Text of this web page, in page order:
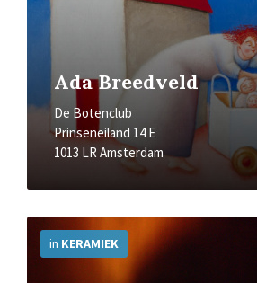
Ada Breedveld
De Botenclub
Prinseneiland 14 E
1013 LR Amsterdam
in KERAMIEK
More
Info